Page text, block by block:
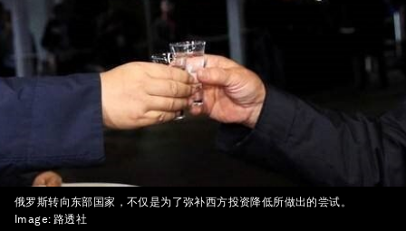
俄罗斯转向东部国家，不仅是为了弥补西方投资降低所做出的尝试。
Image: 路透社